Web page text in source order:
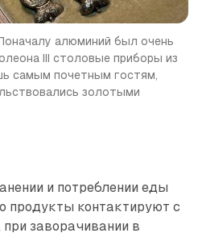
алюминий был очень
III столовые приборы из
самым почетным гостям,
золотыми
и потреблении еды
продукты контактируют с
заворачивании в